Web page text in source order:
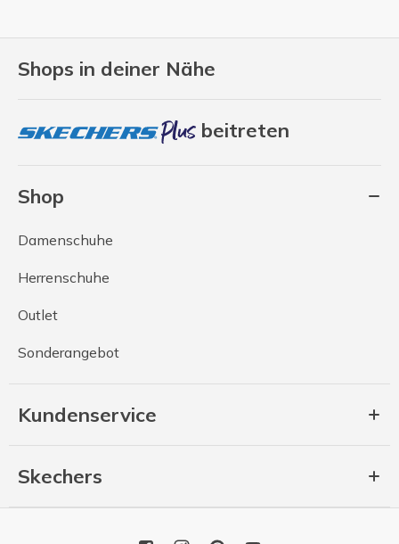
Shops in deiner Nähe
beitreten
Shop
Damenschuhe
Herrenschuhe
Outlet
Sonderangebot
Kundenservice
Skechers